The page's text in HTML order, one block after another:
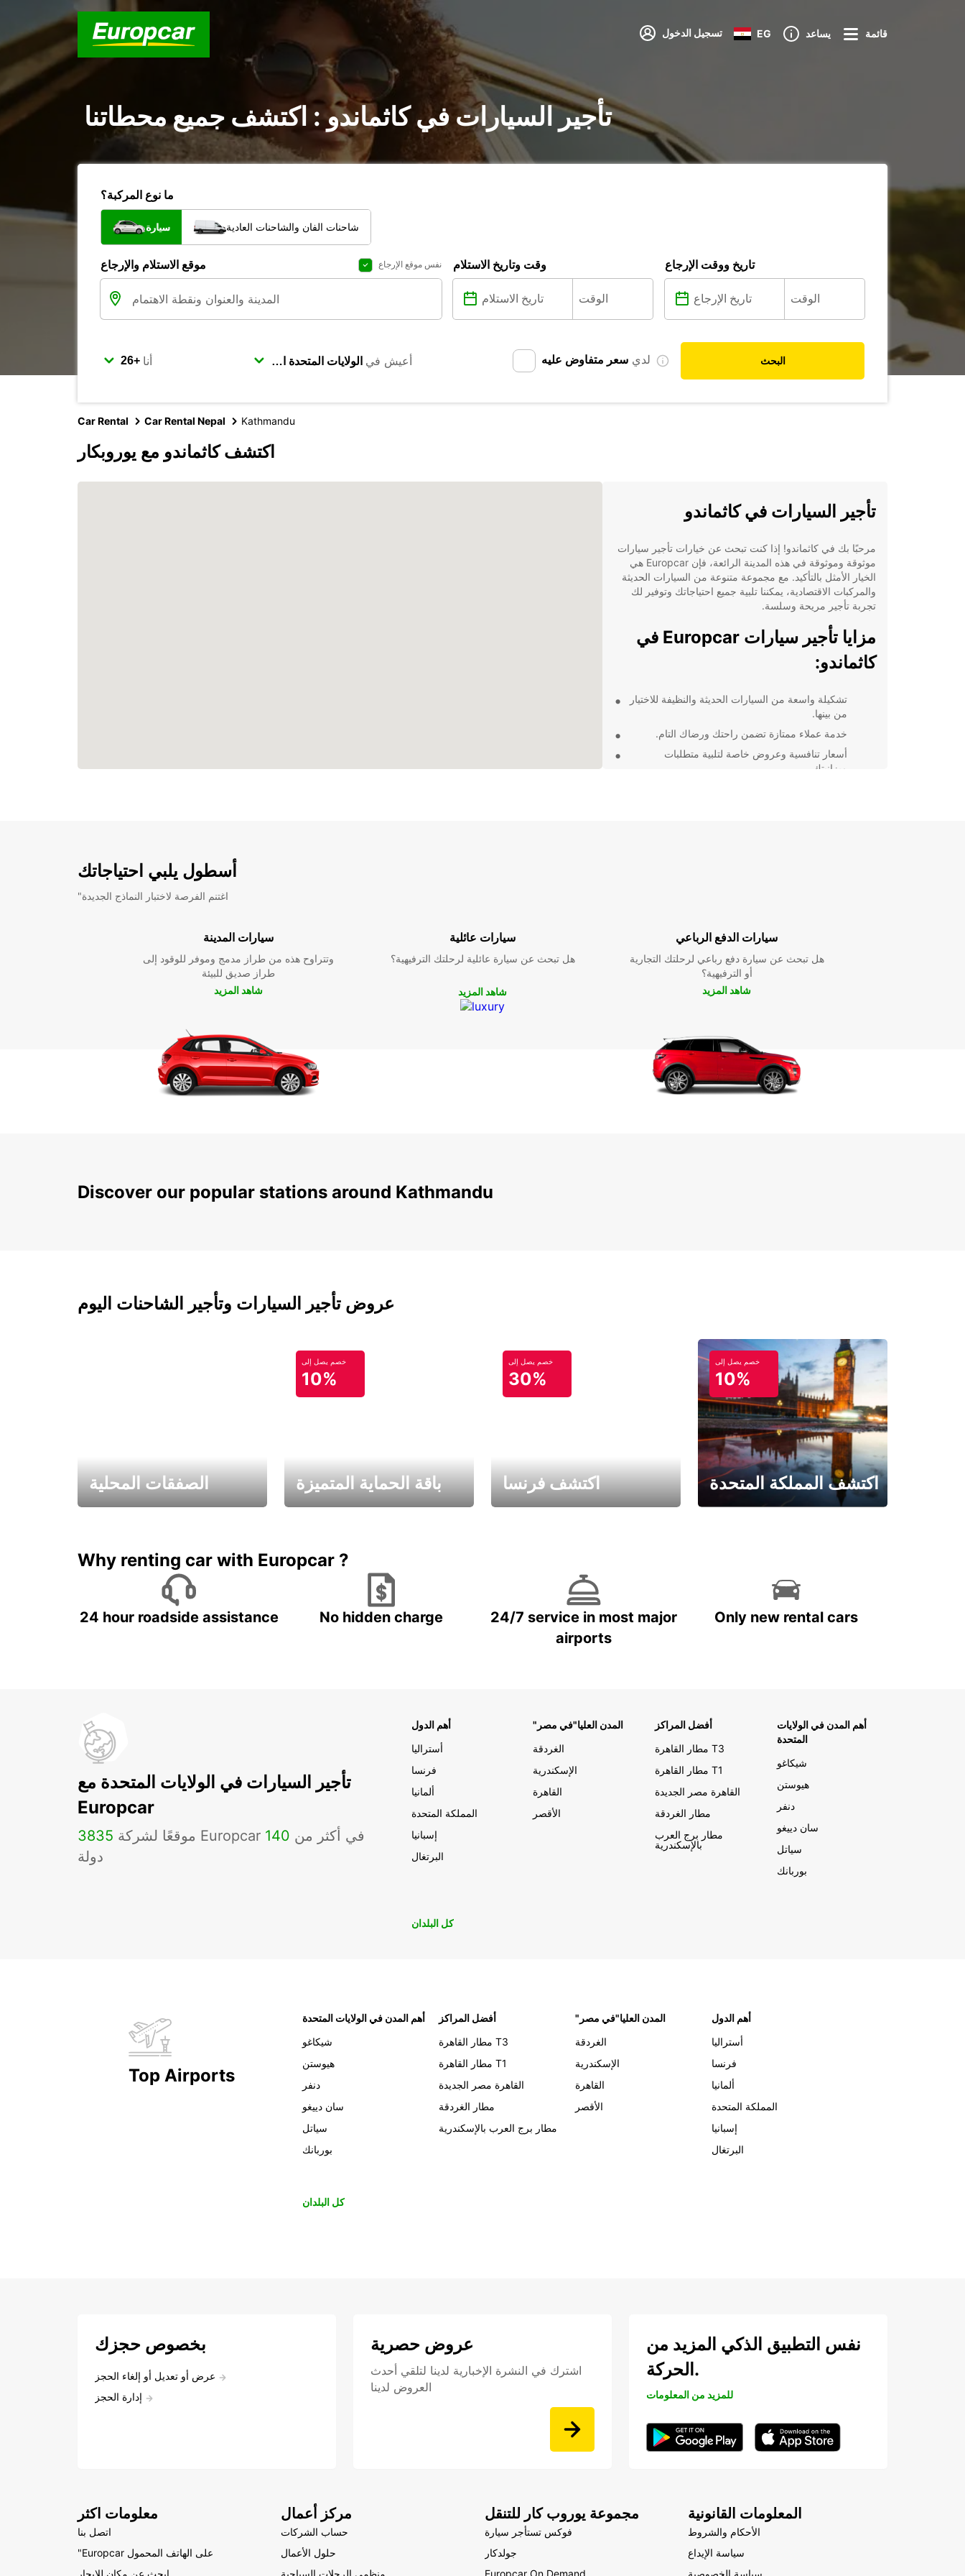
تسجيل الدخول EG يساعد قائمة
تأجير السيارات في كاثماندو : اكتشف جميع محطاتنا
ما نوع المركبة؟
سيارة شاحنات الفان والشاحنات العادية
موقع الاستلام والإرجاع نفس موقع الإرجاع وقت وتاريخ الاستلام تاريخ ووقت الإرجاع
أنا أعيش في لدي سعر متفاوض عليه البحث
Car Rental Car Rental Nepal Kathmandu
اكتشف كاثماندو مع يوروبكار
تأجير السيارات في كاثماندو
مرحبًا بك في كاثماندو! إذا كنت تبحث عن خيارات تأجير سيارات
موثوقة وموثوقة في هذه المدينة الرائعة، فإن Europcar هي
الخيار الأمثل بالتأكيد. مع مجموعة متنوعة من السيارات الحديثة
والمركبات الاقتصادية، يمكننا تلبية جميع احتياجاتك وتوفير لك
تجربة تأجير مريحة وسلسة.
مزايا تأجير سيارات Europcar في
كاثماندو:
تشكيلة واسعة من السيارات الحديثة والنظيفة للاختيار
من بينها.
خدمة عملاء ممتازة تضمن راحتك ورضاك التام.
أسعار تنافسية وعروض خاصة لتلبية متطلبات
ميزانيتك.
أسطول يلبي احتياجاتك
"اغتنم الفرصة لاختبار النماذج الجديدة
سيارات المدينة
وتتراوح هذه من طراز مدمج وموفر للوقود إلى
طراز صديق للبيئة
شاهد المزيد
سيارات عائلية
هل تبحث عن سيارة عائلية لرحلتك الترفيهية؟
شاهد المزيد
سيارات الدفع الرباعي
هل تبحث عن سيارة دفع رباعي لرحلتك التجارية
أو الترفيهية؟
شاهد المزيد
Discover our popular stations around Kathmandu
عروض تأجير السيارات وتأجير الشاحنات اليوم
الصفقات المحلية
خصم يصل إلى
10%
باقة الحماية المتميزة
خصم يصل إلى
30%
اكتشف فرنسا
خصم يصل إلى
10%
اكتشف المملكة المتحدة
Why renting car with Europcar ?
24 hour roadside assistance No hidden charge
24/7 service in most major
airports
Only new rental cars
تأجير السيارات في الولايات المتحدة مع
Europcar
3835 موقعًا لشركة Europcar في أكثر من 140
دولة
أهم الدول
أستراليا
فرنسا
ألمانيا
المملكة المتحدة
إسبانيا
البرتغال
"المدن العليا"في مصر
الغردقة
الإسكندرية
القاهرة
الأقصر
أفضل المراكز
مطار القاهرة T3
مطار القاهرة T1
القاهرة مصر الجديدة
مطار الغردقة
مطار برج العرب
بالإسكندرية
أهم المدن في الولايات
المتحدة
شيكاغو
هيوستن
دنفر
سان دييغو
سياتل
بوربانك
كل البلدان
Top Airports
أهم المدن في الولايات المتحدة
شيكاغو
هيوستن
دنفر
سان دييغو
سياتل
بوربانك
أفضل المراكز
مطار القاهرة T3
مطار القاهرة T1
القاهرة مصر الجديدة
مطار الغردقة
مطار برج العرب بالإسكندرية
"المدن العليا"في مصر
الغردقة
الإسكندرية
القاهرة
الأقصر
أهم الدول
أستراليا
فرنسا
ألمانيا
المملكة المتحدة
إسبانيا
البرتغال
كل البلدان
بخصوص حجزك
عرض أو تعديل أو إلغاء الحجز
إدارة الحجز
عروض حصرية
اشترك في النشرة الإخبارية لدينا لتلقي أحدث
العروض لدينا
نفس التطبيق الذكي المزيد من
الحركة.
للمزيد من المعلومات
معلومات اكثر
اتصل بنا
"Europcar على الهاتف المحمول
مركز أعمال
حساب الشركات
حلول الأعمال
مجموعة يوروب كار للتنقل
فوكس تستأجر سيارة
جولدكار
المعلومات القانونية
الأحكام والشروط
سياسة الإيداع